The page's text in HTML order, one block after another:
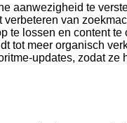
aanwezigheid te
van
lossen en content
tot meer organisch
updates, zodat